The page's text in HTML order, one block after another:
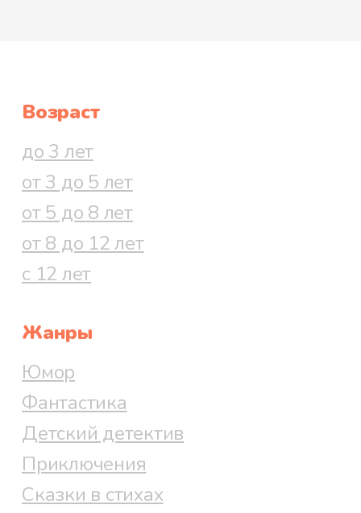
Возраст
до 3 лет
от 3 до 5 лет
от 5 до 8 лет
от 8 до 12 лет
с 12 лет
Жанры
Юмор
Фантастика
Детский детектив
Приключения
Сказки в стихах